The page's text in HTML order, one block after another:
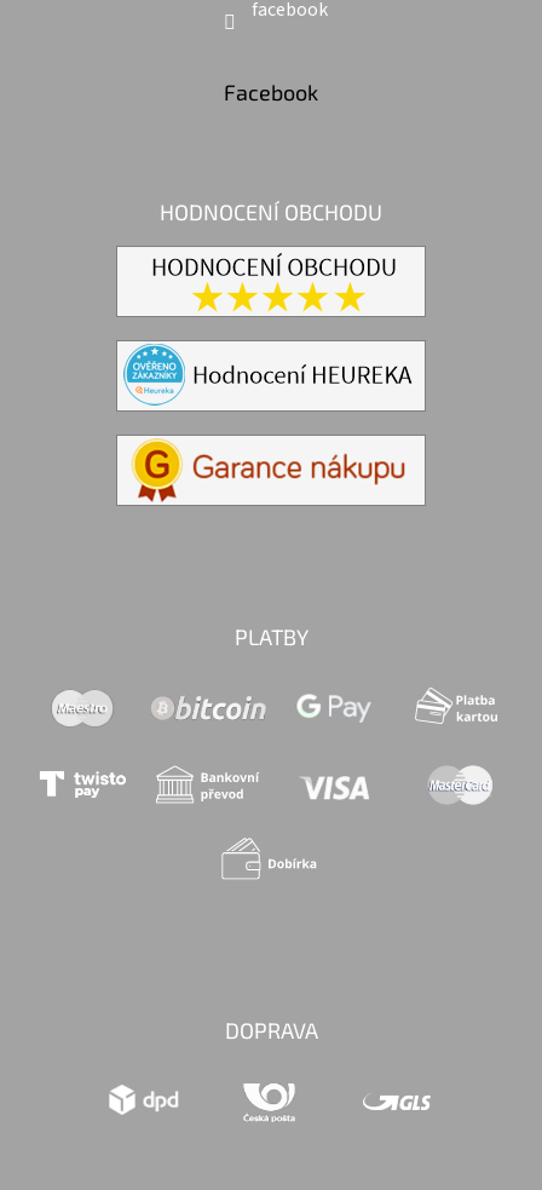
facebook
Facebook
HODNOCENÍ OBCHODU
PLATBY
DOPRAVA